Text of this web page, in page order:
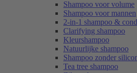
Shampoo voor volume
Shampoo voor mannen
2-in-1 shampoo &
Clarifying shampoo
Kleurshampoo
Natuurlijke shampoo
Shampoo zonder
Tea tree shampoo